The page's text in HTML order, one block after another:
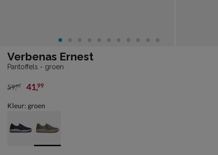
Verbenas Ernest
Pantoffels - groen
van € 59,99 voor € 41,99
59,99 41,99
Kleur: groen